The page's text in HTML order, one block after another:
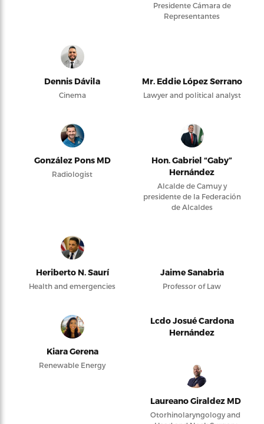
Presidente Cámara de
Representantes
Dennis Dávila
Cinema
Mr. Eddie López Serrano
Lawyer and political analyst
González Pons MD
Radiologist
Hon. Gabriel “Gaby”
Hernández
Alcalde de Camuy y
presidente de la Federación
de Alcaldes
Heriberto N. Saurí
Health and emergencies
Jaime Sanabria
Professor of Law
Kiara Gerena
Renewable Energy
Lcdo Josué Cardona
Hernández
Laureano Giraldez MD
Otorhinolaryngology and